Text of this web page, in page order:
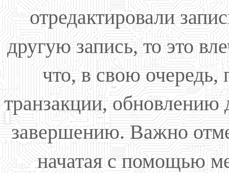
отредактировали
другую запись, то это
что, в свою очередь,
транзакции, обновлению
завершению. Важно
начатая с помощью